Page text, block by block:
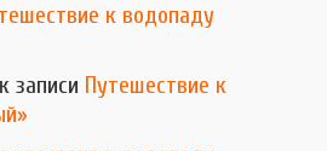
к водопаду
к записи Путешествие к